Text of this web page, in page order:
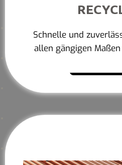
Schnelle und
allen gängigen